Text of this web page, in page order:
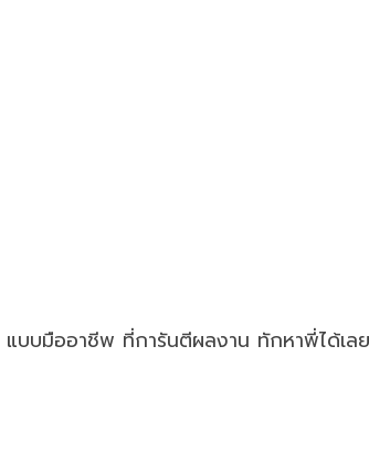
แบบมืออาชีพ ที่การันตีผลงาน ทักหาพี่ได้เล